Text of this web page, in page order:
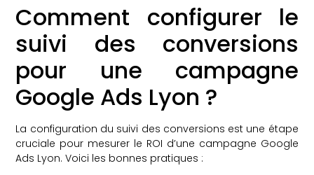
Comment configurer le
suivi des conversions
pour une campagne
Google Ads Lyon ?
La configuration du suivi des conversions est une étape
cruciale pour mesurer le ROI d’une campagne Google
Ads Lyon. Voici les bonnes pratiques :